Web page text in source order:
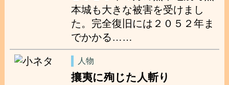
本城も大きな被害を受けまし
た。完全復旧には２０５２年ま
でかかる……
人物
攘夷に殉じた人斬り